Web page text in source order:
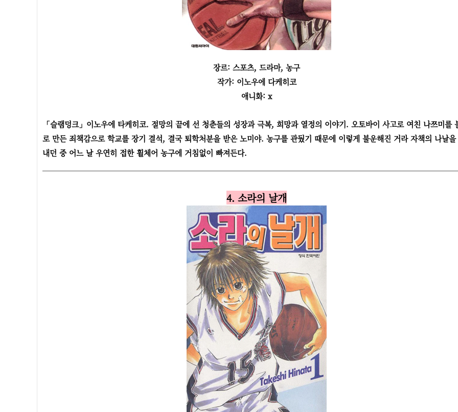
장르: 스포츠, 드라마, 농구
작가: 이노우에 다케히코
애니화: x
「슬램덩크」이노우에 타케히코. 절망의 끝에 선 청춘들의 성장과 극복, 희망과 열정의 이야기. 오토바이 사고로 여친 나쯔미를
로 만든 죄책감으로 학교를 장기 결석, 결국 퇴학처분을 받은 노미야. 농구를 관뒀기 때문에 이렇게 불운해진 거라 자책의 나날
내던 중 어느 날 우연히 접한 휠체어 농구에 거침없이 빠져든다.
4. 소라의 날개